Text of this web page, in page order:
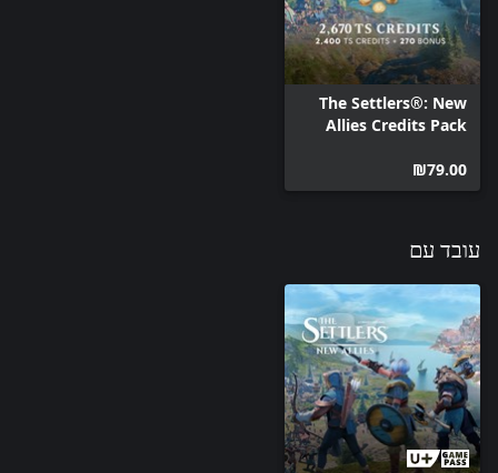
The Settlers®: New
Allies Credits Pack
‪₪‎79.00‬
עובד עם